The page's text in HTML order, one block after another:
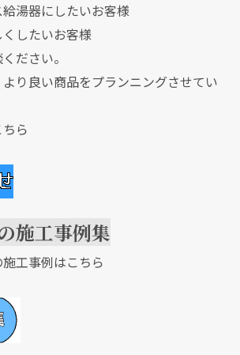
湯器にしたいお客様
したいお客様
ださい。
り良い商品をプランニングさせてい
ら
施工事例集
工事例はこちら